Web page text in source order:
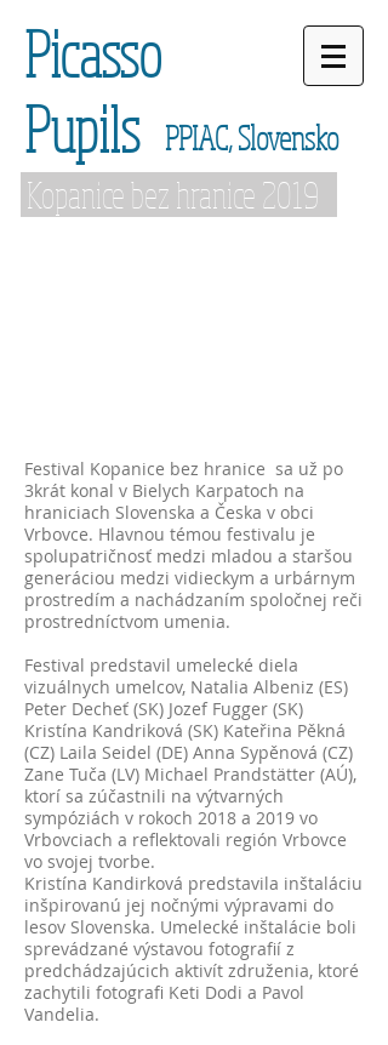
PPIAC, Slovensko
Picasso
Pupils
Kopanice bez hranice 2019
Festival Kopanice bez hranice sa už po
3krát konal v Bielych Karpatoch na
hraniciach Slovenska a Česka v obci
Vrbovce. Hlavnou témou festivalu je
spolupatričnosť medzi mladou a staršou
generáciou medzi vidieckym a urbárnym
prostredím a nachádzaním spoločnej reči
prostredníctvom umenia.
Festival predstavil umelecké diela
vizuálnych umelcov, Natalia Albeniz (ES)
Peter Decheť (SK) Jozef Fugger (SK)
Kristína Kandriková (SK) Kateřina Pěkná
(CZ) Laila Seidel (DE) Anna Sypěnová (CZ)
Zane Tuča (LV) Michael Prandstätter (AÚ),
ktorí sa zúčastnili na výtvarných
sympóziách v rokoch 2018 a 2019 vo
Vrbovciach a reflektovali región Vrbovce
vo svojej tvorbe.
Kristína Kandirková predstavila inštaláciu
inšpirovanú jej nočnými výpravami do
lesov Slovenska. Umelecké inštalácie boli
sprevádzané výstavou fotografií z
predchádzajúcich aktivít združenia, ktoré
zachytili fotografi Keti Dodi a Pavol
Vandelia.